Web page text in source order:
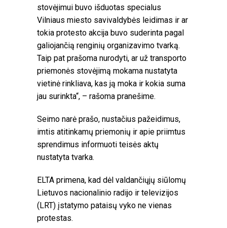
stovėjimui buvo išduotas specialus
Vilniaus miesto savivaldybės leidimas ir ar
tokia protesto akcija buvo suderinta pagal
galiojančią renginių organizavimo tvarką.
Taip pat prašoma nurodyti, ar už transporto
priemonės stovėjimą mokama nustatyta
vietinė rinkliava, kas ją moka ir kokia suma
jau surinkta“, – rašoma pranešime.
Seimo narė prašo, nustačius pažeidimus,
imtis atitinkamų priemonių ir apie priimtus
sprendimus informuoti teisės aktų
nustatyta tvarka.
ELTA primena, kad dėl valdančiųjų siūlomų
Lietuvos nacionalinio radijo ir televizijos
(LRT) įstatymo pataisų vyko ne vienas
protestas.